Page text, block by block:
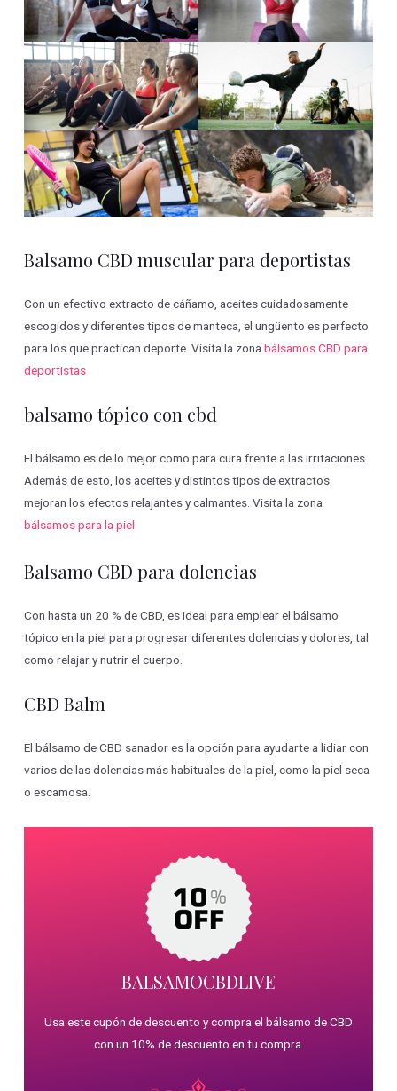
Balsamo CBD muscular para deportistas
Con un efectivo extracto de cáñamo, aceites cuidadosamente
escogidos y diferentes tipos de manteca, el ungüento es perfecto
para los que practican deporte. Visita la zonabálsamos CBD para
deportistas
balsamo tópico con cbd
El bálsamo es de lo mejor como para cura frente a las irritaciones.
Además de esto, los aceites y distintos tipos de extractos
mejoran los efectos relajantes y calmantes. Visita la zona
bálsamos para la piel
Balsamo CBD para dolencias
Con hasta un 20 % de CBD, es ideal para emplear el bálsamo
tópico en la piel para progresar diferentes dolencias y dolores, tal
como relajar y nutrir el cuerpo.
CBD Balm
El bálsamo de CBD sanador es la opción para ayudarte a lidiar con
varios de las dolencias más habituales de la piel, como la piel seca
o escamosa.
BALSAMOCBDLIVE
Usa este cupón de descuento y compra el bálsamo de CBD
con un 10% de descuento en tu compra.